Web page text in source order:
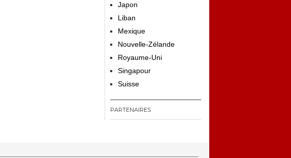
Japon
Liban
Mexique
Nouvelle-Zélande
Royaume-Uni
Singapour
Suisse
PARTENAIRES